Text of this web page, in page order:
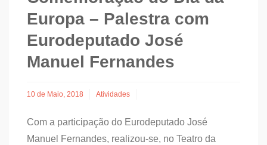
Europa – Palestra com
Eurodeputado José
Manuel Fernandes
10 de Maio, 2018 Atividades
Com a participação do Eurodeputado José
Manuel Fernandes, realizou-se, no Teatro da